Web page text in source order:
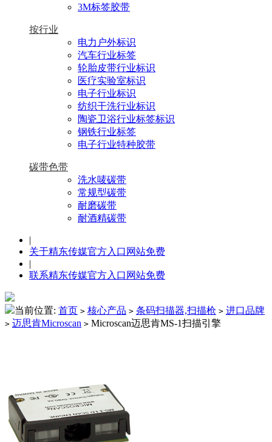
3M标签胶带
按行业
电力户外标识
汽车行业标签
轮胎皮带行业标识
医疗实验室标识
电子行业标识
纺织干洗行业标识
陶瓷卫浴行业标签标识
钢铁行业标签
电子行业特种胶带
碳带色带
洗水唛碳带
常规型碳带
耐磨碳带
耐酒精碳带
|
关于精东传媒官方入口网站免费
|
联系精东传媒官方入口网站免费
当前位置: 首页 > 核心产品 > 条码扫描器,扫描枪 > 进口品牌
> 迈思肯Microscan > Microscan迈思肯MS-1扫描引擎